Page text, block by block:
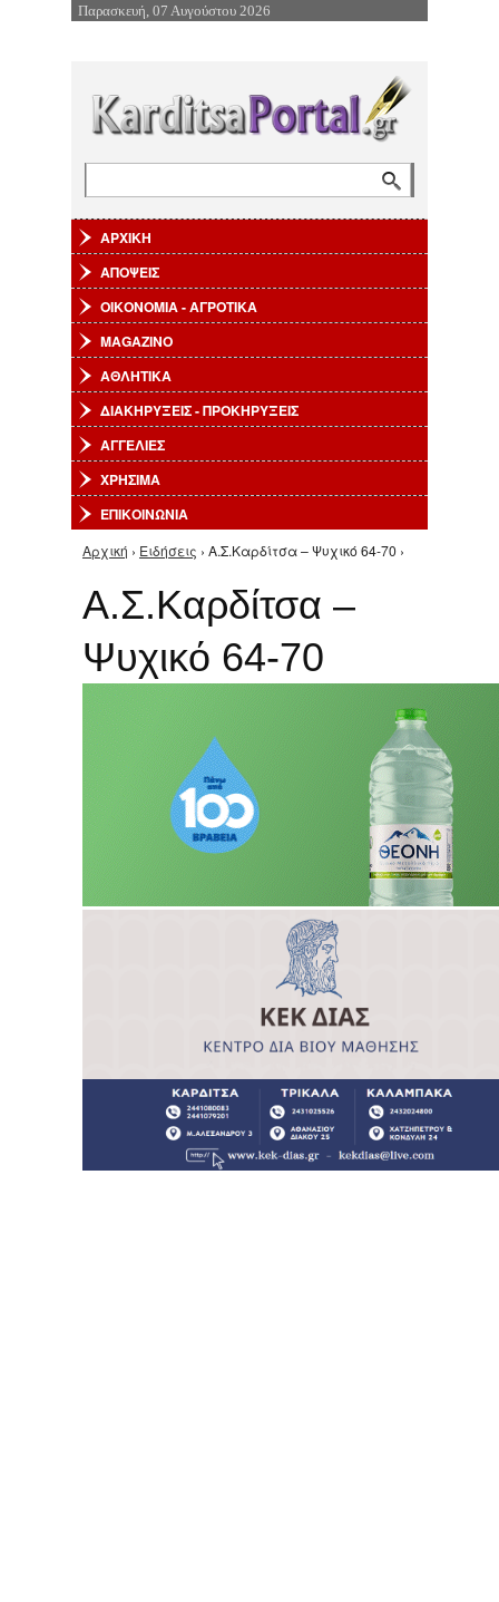
Επιστροφή στην Πλοήγηση
Παρασκευή, 07 Αυγούστου 2026
ΑΡΧΙΚΗ
ΑΠΟΨΕΙΣ
ΟΙΚΟΝΟΜΙΑ - ΑΓΡΟΤΙΚΑ
MAGAZINO
ΑΘΛΗΤΙΚΑ
ΔΙΑΚΗΡΥΞΕΙΣ - ΠΡΟΚΗΡΥΞΕΙΣ
ΑΓΓΕΛΙΕΣ
ΧΡΗΣΙΜΑ
ΕΠΙΚΟΙΝΩΝΙΑ
Είστε εδώ
Αρχική › Ειδήσεις › Α.Σ.Καρδίτσα – Ψυχικό 64-70 ›
Α.Σ.Καρδίτσα –
Ψυχικό 64-70